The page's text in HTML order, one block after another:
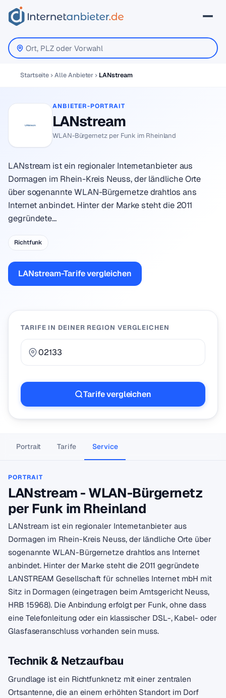
Startseite Alle Anbieter LANstream
ANBIETER-PORTRAIT
LANstream
WLAN-Bürgernetz per Funk im Rheinland
LANstream ist ein regionaler Internetanbieter aus
Dormagen im Rhein-Kreis Neuss, der ländliche Orte
über sogenannte WLAN-Bürgernetze drahtlos ans
Internet anbindet. Hinter der Marke steht die 2011
gegründete…
Richtfunk
LANstream-Tarife vergleichen
TARIFE IN DEINER REGION VERGLEICHEN
Tarife vergleichen
Portrait Tarife Service
PORTRAIT
LANstream - WLAN-Bürgernetz
per Funk im Rheinland
LANstream ist ein regionaler Internetanbieter aus
Dormagen im Rhein-Kreis Neuss, der ländliche Orte über
sogenannte WLAN-Bürgernetze drahtlos ans Internet
anbindet. Hinter der Marke steht die 2011 gegründete
LANSTREAM Gesellschaft für schnelles Internet mbH mit
Sitz in Dormagen (eingetragen beim Amtsgericht Neuss,
HRB 15968). Die Anbindung erfolgt per Funk, ohne dass
eine Telefonleitung oder ein klassischer DSL-, Kabel- oder
Glasfaseranschluss vorhanden sein muss.
Technik & Netzaufbau
Grundlage ist ein Richtfunknetz mit einer zentralen
Ortsantenne, die an einem erhöhten Standort im Dorf